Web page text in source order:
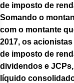
de imposto de
Somando o
com o montante
2017, os
de imposto de
dividendos e
líquido